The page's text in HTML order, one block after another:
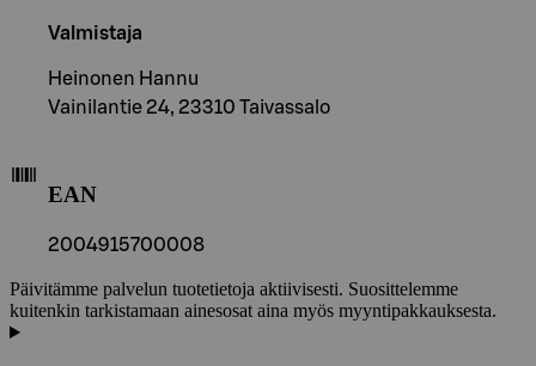
Valmistaja
Heinonen Hannu
Vainilantie 24, 23310 Taivassalo
EAN
2004915700008
Päivitämme palvelun tuotetietoja aktiivisesti. Suosittelemme
kuitenkin tarkistamaan ainesosat aina myös myyntipakkauksesta.